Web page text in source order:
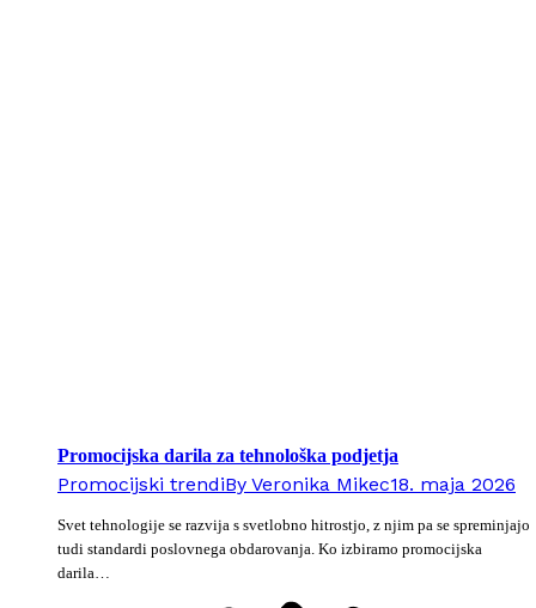
Promocijska darila za tehnološka podjetja
Promocijski trendiBy Veronika Mikec18. maja 2026
Svet tehnologije se razvija s svetlobno hitrostjo, z njim pa se spreminjajo
tudi standardi poslovnega obdarovanja. Ko izbiramo promocijska
darila…